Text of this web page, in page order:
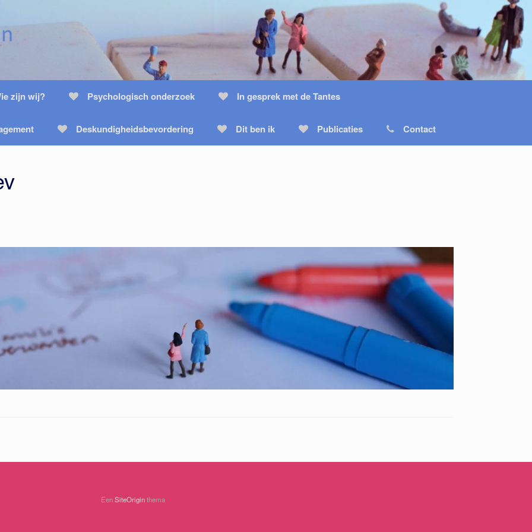
zijn wij? Psychologisch onderzoek In gesprek met de Tantes
Deskundigheidsbevordering Dit ben ik Publicaties Contact
EenSiteOriginthema